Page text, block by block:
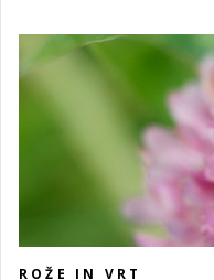
rastlinami ter nanje celo
je te škodljivce
hitro ukrepate.
ROŽE IN VRT